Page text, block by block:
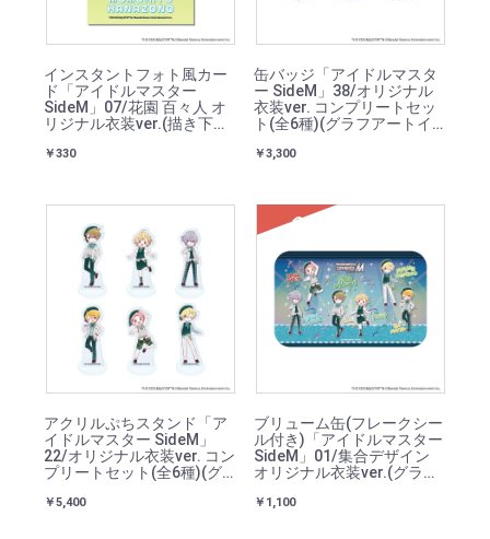
インスタントフォト風カー
ド「アイドルマスター
SideM」07/花園 百々人 オ
リジナル衣装ver.(描き下ろ
￥330
缶バッジ「アイドルマスタ
ー SideM」38/オリジナル
衣装ver. コンプリートセッ
ト(全6種)(グラフアートイ
￥3,300
アクリルぷちスタンド「ア
イドルマスター SideM」
22/オリジナル衣装ver. コン
プリートセット(全6種)(グ
￥5,400
SOLD
ブリューム缶(フレークシー
ル付き)「アイドルマスター
SideM」01/集合デザイン
オリジナル衣装ver.(グラフ
￥1,100